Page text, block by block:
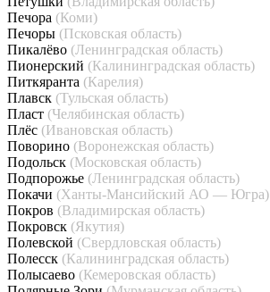
Печора (Коми)
Печоры (Псковская область)
Пикалёво (Ленинградская область)
Пионерский (Калининградская область)
Питкяранта (Карелия)
Плавск (Тульская область)
Пласт (Челябинская область)
Плёс (Ивановская область)
Поворино (Воронежская область)
Подольск (Московская область)
Подпорожье (Ленинградская область)
Покачи (Ханты-Мансийский АО — Югра)
Покров (Владимирская область)
Покровск (Якутия)
Полевской (Свердловская область)
Полесск (Калининградская область)
Полысаево (Кемеровская область)